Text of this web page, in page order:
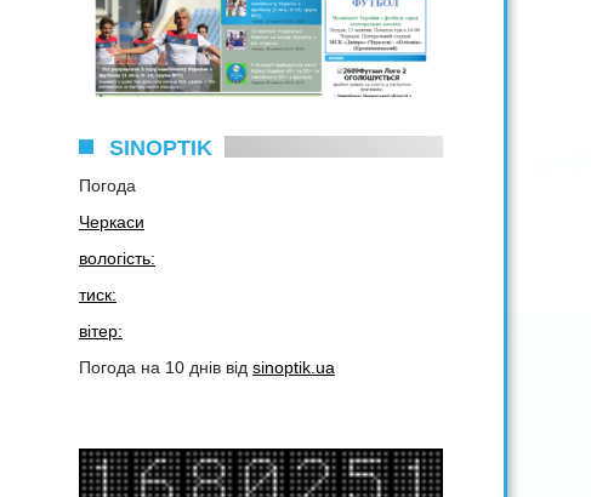
SINOPTIK
Погода
Черкаси
вологість:
тиск:
вітер:
Погода на 10 днів від sinoptik.ua